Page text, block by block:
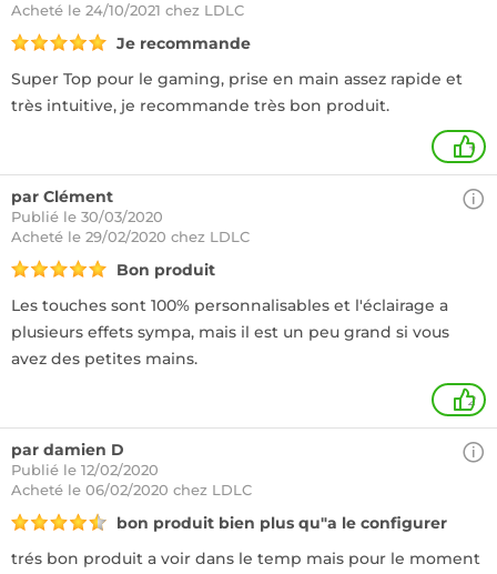
Acheté le 24/10/2021 chez LDLC
Je recommande
Super Top pour le gaming, prise en main assez rapide et
très intuitive, je recommande très bon produit.
+
par Clément
Publié le 30/03/2020
Acheté le 29/02/2020 chez LDLC
Bon produit
Les touches sont 100% personnalisables et l'éclairage a
plusieurs effets sympa, mais il est un peu grand si vous
avez des petites mains.
2
par damien D
Publié le 12/02/2020
Acheté le 06/02/2020 chez LDLC
bon produit bien plus qu"a le configurer
trés bon produit a voir dans le temp mais pour le moment